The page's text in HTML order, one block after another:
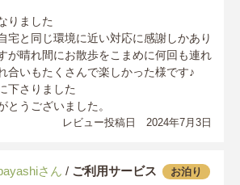
りました
宅と同じ環境に近い対応に感謝しかあり
が晴れ間にお散歩をこまめに何回も連れ
合いもたくさんで楽しかった様です♪
下さりました
とうございました。
レビュー投稿日 2024年7月3日
さん / ご利用サービス お泊り